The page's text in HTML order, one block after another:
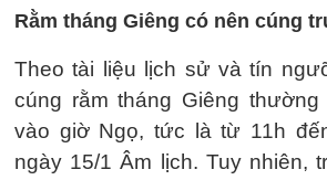
Rằm tháng Giêng có nên cúng
Theo tài liệu lịch sử và tín
cúng rằm tháng Giêng
vào giờ Ngọ, tức là từ 11h
ngày 15/1 Âm lịch. Tuy nhiên,